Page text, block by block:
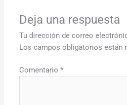
Deja una respuesta
Tu dirección de correo
Los campos obligatorios están
Comentario*